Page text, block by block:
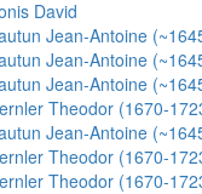
David
Jean-Antoine
Jean-Antoine
Jean-Antoine
Theodor (1670-
Jean-Antoine
Theodor (1670-
Theodor (1670-